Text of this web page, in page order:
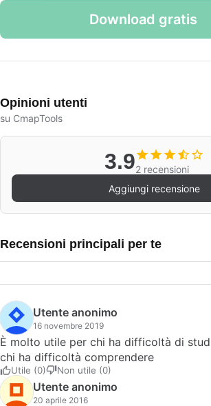
Download gratis
Opinioni utenti
su CmapTools
3.92 recensioni
Aggiungi recensione
Recensioni principali per te
Utente anonimo
16 novembre 2019
È molto utile per chi ha difficoltà di
chi ha difficoltà comprendere
Utile (0) Non utile (0)
Utente anonimo
20 aprile 2016